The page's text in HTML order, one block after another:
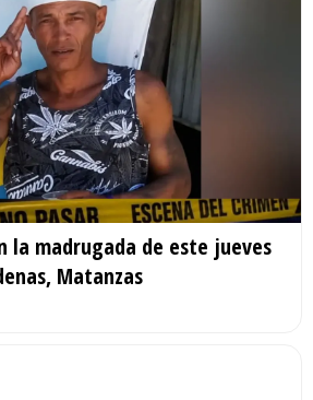
la madrugada de este jueves
Matanzas